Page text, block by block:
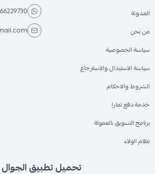
المدونة
من نحن
سياسة الخصوصية
سياسة الاستبدال والاسترجاع
الشروط والاحكام
خدمة دفع تمارا
برنامج التسويق بالعمولة
نظام الولاء
تحميل تطبيق الجوال